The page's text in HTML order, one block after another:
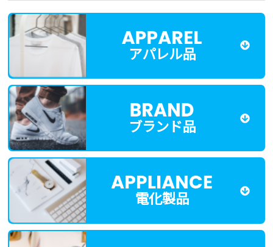
アパレル品
ブランド品
電化製品